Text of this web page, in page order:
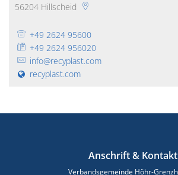
56204 Hillscheid
+49 2624 95600
+49 2624 956020
info@recyplast.com
recyplast.com
Anschrift & Kontakt
Verbandsgemeinde Höhr-